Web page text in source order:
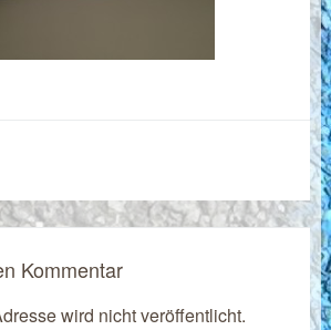
Kommentar
wird nicht veröffentlicht.